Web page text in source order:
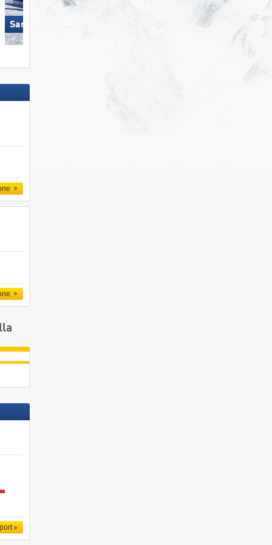
San Martino di Castrozza Pfelders